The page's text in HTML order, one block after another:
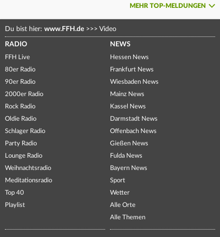
MEHR TOP-MELDUNGEN
Du bist hier: www.FFH.de >>> Video
RADIO
FFH Live
80er Radio
90er Radio
2000er Radio
Rock Radio
Oldie Radio
Schlager Radio
Party Radio
Lounge Radio
Weihnachtsradio
Meditationsradio
Top 40
Playlist
NEWS
Hessen News
Frankfurt News
Wiesbaden News
Mainz News
Kassel News
Darmstadt News
Offenbach News
Gießen News
Fulda News
Bayern News
Sport
Wetter
Alle Orte
Alle Themen